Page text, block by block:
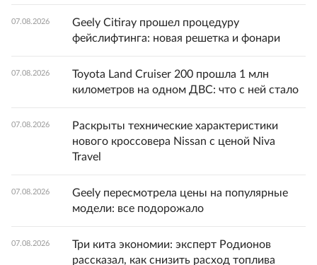
07.08.2026
Geely Citiray прошел процедуру
фейслифтинга: новая решетка и фонари
07.08.2026
Toyota Land Cruiser 200 прошла 1 млн
километров на одном ДВС: что с ней стало
07.08.2026
Раскрыты технические характеристики
нового кроссовера Nissan с ценой Niva
Travel
07.08.2026
Geely пересмотрела цены на популярные
модели: все подорожало
07.08.2026
Три кита экономии: эксперт Родионов
рассказал, как снизить расход топлива